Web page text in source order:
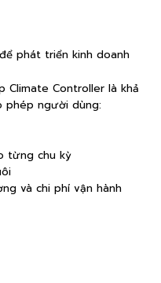
phát triển kinh doanh
Climate Controller là khả
phép người dùng:
từng chu kỳ
và chi phí vận hành